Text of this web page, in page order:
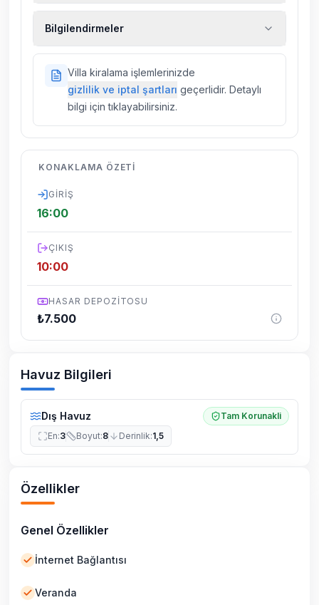
sigortaları fiyatlara dahil değildir.
Bilgilendirmeler
villalarımızda düzenli olarak ilaçlama
yapılmaktadır. Buna rağmen çevrede
kelebek, böcek, sinek vs. bulunma ihtimali
dönemsel olarak altyapı çalışmaları
yapılabilmektedir. Bu çalışma nedeniyle yol
Villa kiralama işlemlerinizde
gizlilik ve iptal şartları geçerlidir. Detaylı
bilgi için tıklayabilirsiniz.
KONAKLAMA ÖZETI
GIRIŞ
16:00
ÇIKIŞ
10:00
HASAR DEPOZITOSU
₺7.500
Havuz Bilgileri
Dış Havuz
Tam Korunakli
En:3 Boyut:8 Derinlik:1,5
Özellikler
Genel Özellikler
İnternet Bağlantısı
Veranda